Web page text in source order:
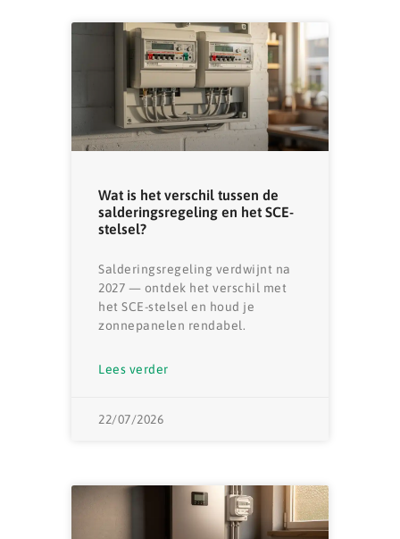
Wat is het verschil tussen de
salderingsregeling en het SCE-
stelsel?
Salderingsregeling verdwijnt na
2027 — ontdek het verschil met
het SCE-stelsel en houd je
zonnepanelen rendabel.
Lees verder
22/07/2026